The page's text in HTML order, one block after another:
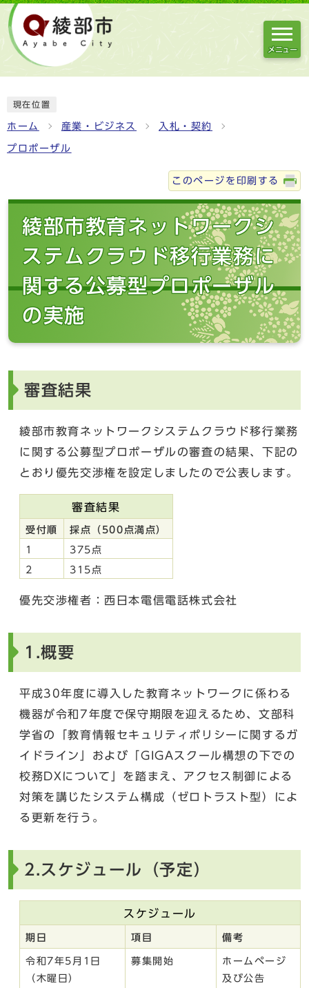
メニュー
現在位置
ホーム 産業・ビジネス 入札・契約
プロポーザル
このページを印刷する
綾部市教育ネットワークシ
ステムクラウド移行業務に
関する公募型プロポーザル
の実施
審査結果
綾部市教育ネットワークシステムクラウド移行業務
に関する公募型プロポーザルの審査の結果、下記の
とおり優先交渉権を設定しましたので公表します。
審査結果
受付順 採点（500点満点）
1 375点
2 315点
優先交渉権者：西日本電信電話株式会社
1.概要
平成30年度に導入した教育ネットワークに係わる
機器が令和7年度で保守期限を迎えるため、文部科
学省の「教育情報セキュリティポリシーに関するガ
イドライン」および「GIGAスクール構想の下での
校務DXについて」を踏まえ、アクセス制御による
対策を講じたシステム構成（ゼロトラスト型）によ
る更新を行う。
2.スケジュール（予定）
スケジュール
期日 項目 備考
令和7年5月1日
（木曜日）
募集開始
ホームページ
及び公告